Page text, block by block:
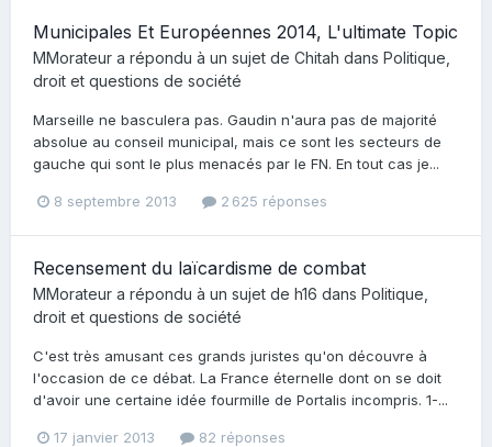
Municipales Et Européennes 2014, L'ultimate Topic
MMorateur a répondu à un sujet de Chitah dans Politique,
droit et questions de société
Marseille ne basculera pas. Gaudin n'aura pas de majorité
absolue au conseil municipal, mais ce sont les secteurs de
gauche qui sont le plus menacés par le FN. En tout cas je...
8 septembre 2013 2 625 réponses
Recensement du laïcardisme de combat
MMorateur a répondu à un sujet de h16 dans Politique,
droit et questions de société
C'est très amusant ces grands juristes qu'on découvre à
l'occasion de ce débat. La France éternelle dont on se doit
d'avoir une certaine idée fourmille de Portalis incompris. 1-...
17 janvier 2013 82 réponses